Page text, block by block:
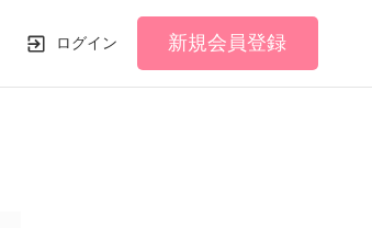
ログイン 新規会員登録